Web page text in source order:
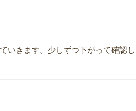
いきます。少しずつ下がって確認し